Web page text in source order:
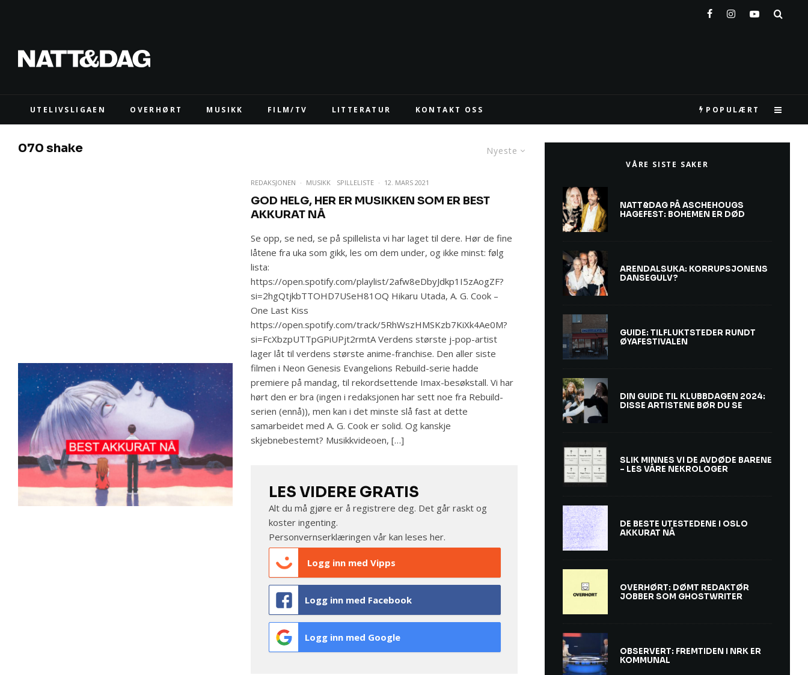
UTELIVSLIGAEN OVERHØRT MUSIKK FILM/TV LITTERATUR KONTAKT OSS POPULÆRT
Nyeste
070 shake
REDAKSJONEN · MUSIKK SPILLELISTE · 12. MARS 2021
GOD HELG, HER ER MUSIKKEN SOM ER BEST
AKKURAT NÅ
Se opp, se ned, se på spillelista vi har laget til dere. Hør de fine
låtene fra uka som gikk, les om dem under, og ikke minst: følg
lista:
https://open.spotify.com/playlist/2afw8eDbyJdkp1I5zAogZF?
si=2hgQtjkbTTOHD7USeH81OQ Hikaru Utada, A. G. Cook –
One Last Kiss
https://open.spotify.com/track/5RhWszHMSKzb7KiXk4Ae0M?
si=FcXbzpUTTpGPiUPjt2rmtA Verdens største j-pop-artist
lager låt til verdens største anime-franchise. Den aller siste
filmen i Neon Genesis Evangelions Rebuild-serie hadde
premiere på mandag, til rekordsettende Imax-besøkstall. Vi har
hørt den er bra (ingen i redaksjonen har sett noe fra Rebuild-
serien (ennå)), men kan i det minste slå fast at dette
samarbeidet med A. G. Cook er solid. Og kanskje
skjebnebestemt? Musikkvideoen, […]
LES VIDERE GRATIS
Alt du må gjøre er å registrere deg. Det går raskt og
koster ingenting.
Personvernserklæringen vår kan lesesher.
Logg inn med Vipps
Logg inn med Facebook
Logg inn med Google
VÅRE SISTE SAKER
NATT&DAG PÅ ASCHEHOUGS
HAGEFEST: BOHEMEN ER DØD
ARENDALSUKA: KORRUPSJONENS
DANSEGULV?
GUIDE: TILFLUKTSTEDER RUNDT
ØYAFESTIVALEN
DIN GUIDE TIL KLUBBDAGEN 2024:
DISSE ARTISTENE BØR DU SE
SLIK MINNES VI DE AVDØDE BARENE
– LES VÅRE NEKROLOGER
DE BESTE UTESTEDENE I OSLO
AKKURAT NÅ
OVERHØRT: DØMT REDAKTØR
JOBBER SOM GHOSTWRITER
OBSERVERT: FREMTIDEN I NRK ER
KOMMUNAL